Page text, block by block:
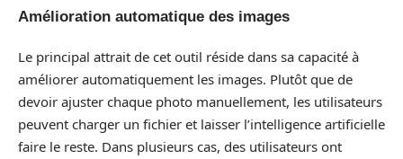
Amélioration automatique des images
Le principal attrait de cet outil réside dans sa capacité à
améliorer automatiquement les images. Plutôt que de
devoir ajuster chaque photo manuellement, les utilisateurs
peuvent charger un fichier et laisser l’intelligence artificielle
faire le reste. Dans plusieurs cas, des utilisateurs ont